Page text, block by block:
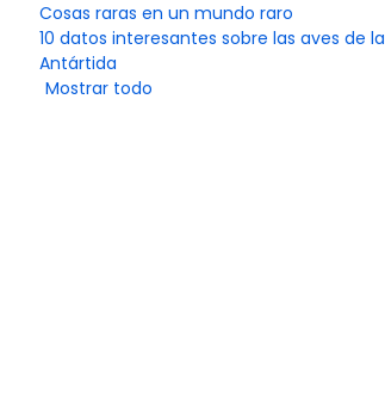
Cosas raras en un mundo raro
10 datos interesantes sobre las aves de la
Antártida
Mostrar todo